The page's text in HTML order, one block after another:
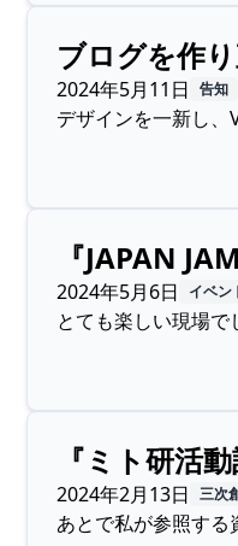
ブログを作
2024年5月11日 告知
デザインを一新し
『JAPAN
2024年5月6日 イベン
とても楽しい現場で
『ミト研活
2024年2月13日 三次
あとで私が参照す